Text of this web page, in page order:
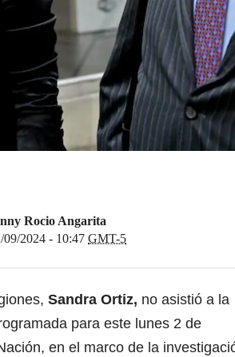
Rocio Angarita
09/2024 - 10:47 GMT-5
Sandra Ortiz, no asistió a la
para este lunes 2 de
en el marco de la